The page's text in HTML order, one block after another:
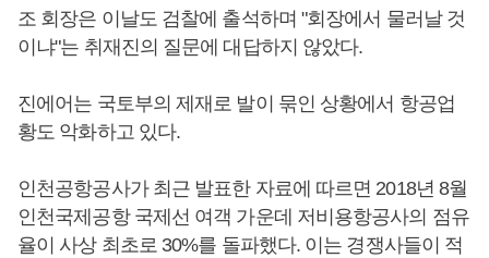
조 회장은 이날도 검찰에 출석하며 "회장에서 물러날 것
이냐"는 취재진의 질문에 대답하지 않았다.
진에어는 국토부의 제재로 발이 묶인 상황에서 항공업
황도 악화하고 있다.
인천공항공사가 최근 발표한 자료에 따르면 2018년 8월
인천국제공항 국제선 여객 가운데 저비용항공사의 점유
율이 사상 최초로 30%를 돌파했다. 이는 경쟁사들이 적